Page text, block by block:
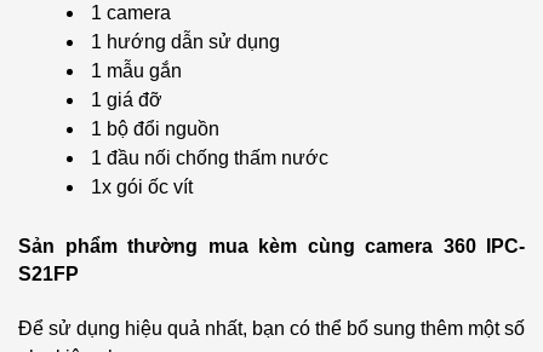
1 camera
1 hướng dẫn sử dụng
1 mẫu gắn
1 giá đỡ
1 bộ đổi nguồn
1 đầu nối chống thấm nước
1x gói ốc vít
Sản phẩm thường mua kèm cùng camera 360 IPC-
S21FP
Để sử dụng hiệu quả nhất, bạn có thể bổ sung thêm một số